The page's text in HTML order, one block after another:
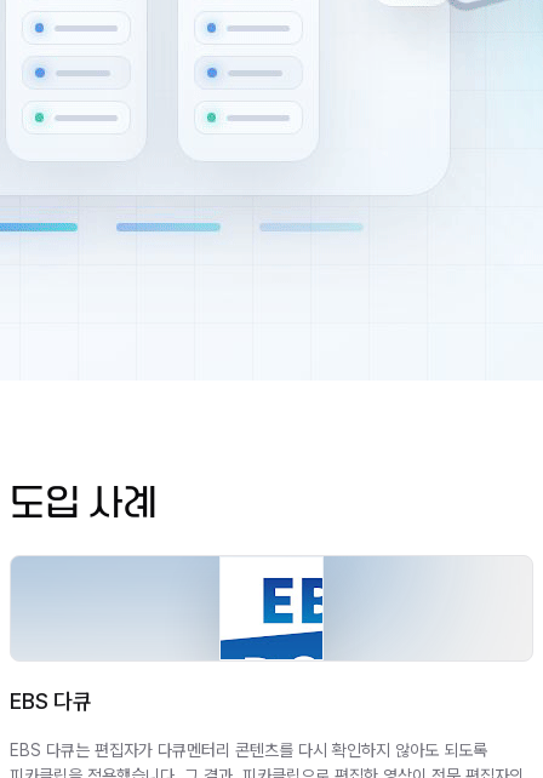
도입 사례
EBS 다큐
EBS 다큐는 편집자가 다큐멘터리 콘텐츠를 다시 확인하지 않아도 되도록